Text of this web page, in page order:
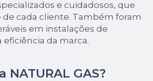
e cuidadosos, que
cada cliente. Também foram
em instalações de
da marca.
NATURAL GAS?